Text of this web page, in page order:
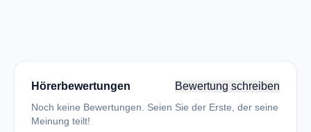
Hörerbewertungen Bewertung schreiben
Noch keine Bewertungen. Seien Sie der Erste, der seine
Meinung teilt!